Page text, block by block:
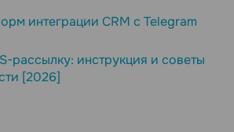
интеграции CRM с Telegram
рассылку: инструкция и советы
[2026]